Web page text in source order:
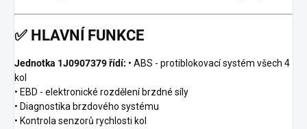
✅ HLAVNÍ FUNKCE
Jednotka 1J0907379 řídí: • ABS - protiblokovací systém všech 4
kol
• EBD - elektronické rozdělení brzdné síly
• Diagnostika brzdového systému
• Kontrola senzorů rychlosti kol